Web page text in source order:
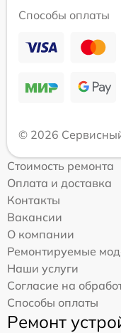
Способы оплаты
© 2026
Стоимость ремонта
Оплата и доставка
Контакты
Вакансии
О компании
Ремонтируемые
Наши услуги
Согласие на
Способы оплаты
Ремонт